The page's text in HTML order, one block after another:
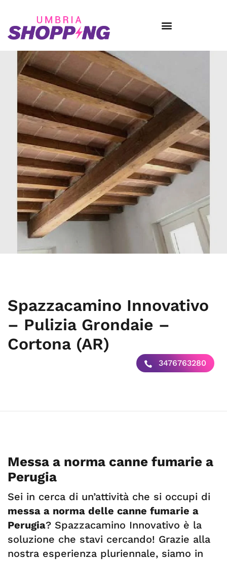
Spazzacamino Innovativo
– Pulizia Grondaie –
Cortona (AR)
3476763280
Messa a norma canne fumarie a
Perugia
Sei in cerca di un’attività che si occupi di
messa a norma delle canne fumarie a
Perugia? Spazzacamino Innovativo è la
soluzione che stavi cercando! Grazie alla
nostra esperienza pluriennale, siamo in